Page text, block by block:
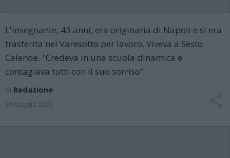
L'insegnante, 43 anni, era originaria di Napoli e si era
trasferita nel Varesotto per lavoro. Viveva a Sesto
Calende. "Credeva in una scuola dinamica e
contagiava tutti con il suo sorriso"
di Redazione
20 Maggio 2025